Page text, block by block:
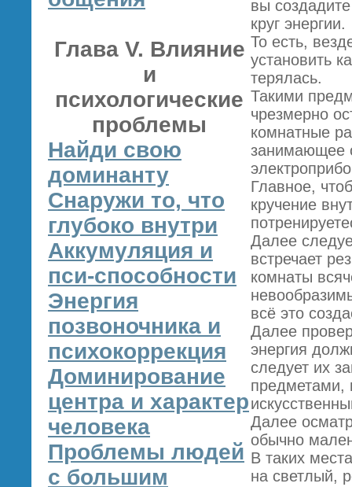
Глава V. Влияние
и
психологические
проблемы
Найди свою
доминанту
Снаружи то, что
глубоко внутри
Аккумуляция и
пси-способности
Энергия
позвоночника и
психокоррекция
Доминирование
центра и характер
человека
Проблемы людей
с большим
вы
круг энергии.
То есть,
установить
терялась.
Такими
чрезмерно
комнатные
занимающее
Главное,
кручение
Далее
встречает
комнаты
всё это
Далее
энергия
следует их
предметами,
Далее
обычно
В таких
на светлый,